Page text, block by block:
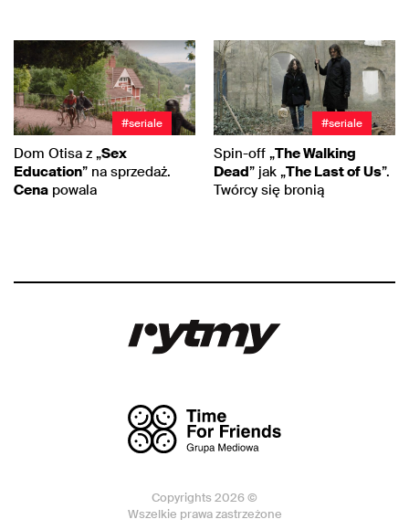
#seriale
Dom Otisa z „Sex
Education” na sprzedaż.
Cena powala
#seriale
Spin-off „The Walking
Dead” jak „The Last of Us”.
Twórcy się bronią
Copyrights 2026 ©
Wszelkie prawa zastrzeżone